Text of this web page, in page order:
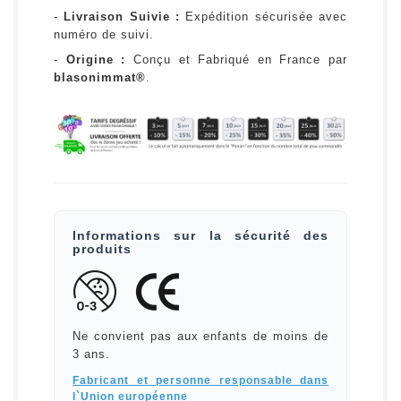
- Livraison Suivie :
Expédition sécurisée avec
numéro de suivi.
- Origine :
Conçu et Fabriqué en France par
blasonimmat®.
Informations sur la sécurité des
produits
Ne convient pas aux enfants de moins de
3 ans.
Fabricant et personne responsable dans
l`Union européenne